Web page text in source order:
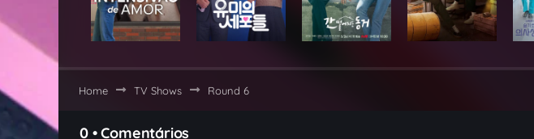
Home TV Shows Round 6
0 • Comentários